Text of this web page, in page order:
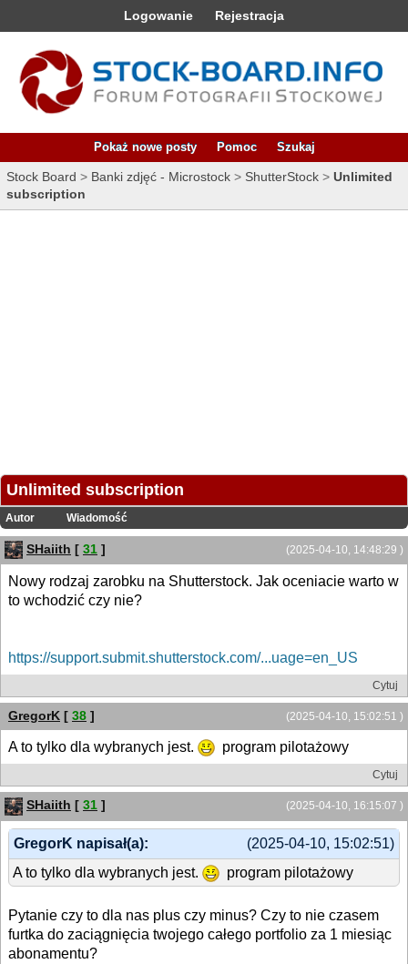
Logowanie Rejestracja
Pokaż nowe posty Pomoc Szukaj
Stock Board > Banki zdjęć - Microstock > ShutterStock > Unlimited
subscription
Unlimited subscription
Autor Wiadomość
(2025-04-10, 14:48:29 )
SHaiith [ 31 ]
Nowy rodzaj zarobku na Shutterstock. Jak oceniacie warto w
to wchodzić czy nie?
https://support.submit.shutterstock.com/...uage=en_US
Cytuj
(2025-04-10, 15:02:51 )
GregorK [ 38 ]
A to tylko dla wybranych jest. program pilotażowy
Cytuj
(2025-04-10, 16:15:07 )
SHaiith [ 31 ]
(2025-04-10, 15:02:51)
GregorK napisał(a):
A to tylko dla wybranych jest.
program pilotażowy
Pytanie czy to dla nas plus czy minus? Czy to nie czasem
furtka do zaciągnięcia twojego całego portfolio za 1 miesiąc
abonamentu?